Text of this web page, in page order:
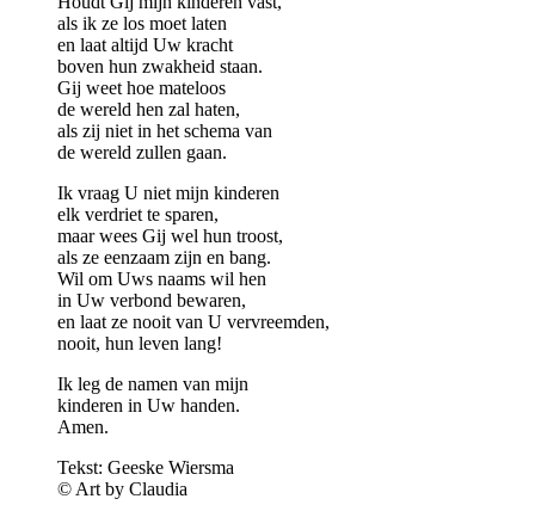
als ik ze los moet laten
en laat altijd Uw kracht
boven hun zwakheid staan.
Gij weet hoe mateloos
de wereld hen zal haten,
als zij niet in het schema van
de wereld zullen gaan.
Ik vraag U niet mijn kinderen
elk verdriet te sparen,
maar wees Gij wel hun troost,
als ze eenzaam zijn en bang.
Wil om Uws naams wil hen
in Uw verbond bewaren,
en laat ze nooit van U vervreemden,
nooit, hun leven lang!
Ik leg de namen van mijn
kinderen in Uw handen.
Amen.
Tekst: Geeske Wiersma
© Art by Claudia